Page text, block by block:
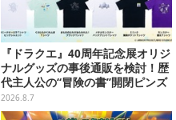
『ドラクエ』40周年記念展オリジ
ナルグッズの事後通販を検討！歴
代主人公の“冒険の書”開閉ピンズ
をはじめ、ユニークなＴシャツや
雑貨など
2026.8.7